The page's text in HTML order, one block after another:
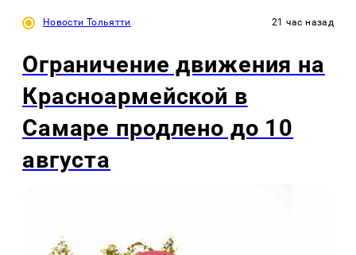
Новости Тольятти 21 час назад
Ограничение движения на
Красноармейской в
Самаре продлено до 10
августа